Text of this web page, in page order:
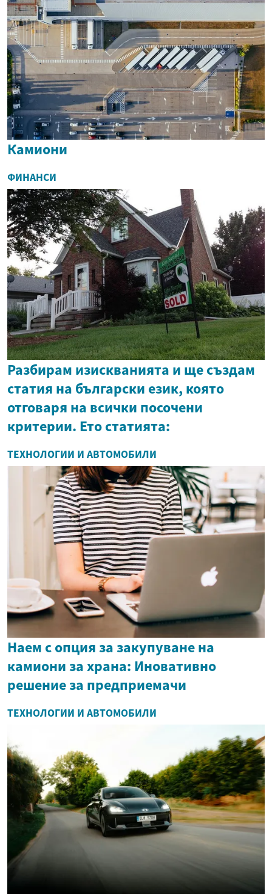
Камиони
ФИНАНСИ
Разбирам изискванията и ще създам
статия на български език, която
отговаря на всички посочени
критерии. Ето статията:
ТЕХНОЛОГИИ И АВТОМОБИЛИ
Наем с опция за закупуване на
камиони за храна: Иновативно
решение за предприемачи
ТЕХНОЛОГИИ И АВТОМОБИЛИ